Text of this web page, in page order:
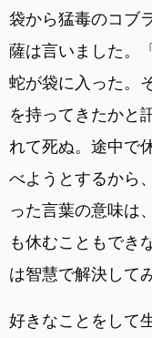
袋から猛毒のコブ
薩は言いました。
蛇が袋に入った。
を持ってきたかと
れて死ぬ。途中で
べようとするから
った言葉の意味は
も休むこともでき
は智慧で解決して
好きなことをして